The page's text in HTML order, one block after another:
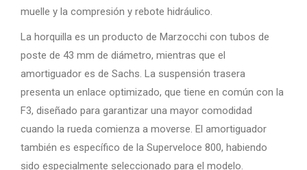
muelle y la compresión y rebote hidráulico.
La horquilla es un producto de Marzocchi con tubos de
poste de 43 mm de diámetro, mientras que el
amortiguador es de Sachs. La suspensión trasera
presenta un enlace optimizado, que tiene en común con la
F3, diseñado para garantizar una mayor comodidad
cuando la rueda comienza a moverse. El amortiguador
también es específico de la Superveloce 800, habiendo
sido especialmente seleccionado para el modelo.